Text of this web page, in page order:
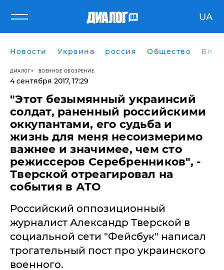
UA
Новости Украина россия Общество
ДИАЛОГ ВОЕННОЕ ОБОЗРЕНИЕ
4 сентября 2017, 17:29
"Этот безымянный украинсий
солдат, раненный российскими
оккупантами, его судьба и
жизнь для меня несоизмеримо
важнее и значимее, чем сто
режиссеров Серебренников", -
Тверской отреагировал на
события в АТО
Российский оппозиционный
журналист Александр Тверской в
социальной сети "Фейсбук" написал
трогательный пост про украинского
военного.